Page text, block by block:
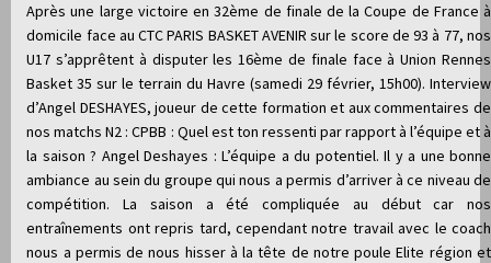
Après une large victoire en 32ème de finale de la Coupe de France à
domicile face au CTC PARIS BASKET AVENIR sur le score de 93 à 77, nos
U17 s’apprêtent à disputer les 16ème de finale face à Union Rennes
Basket 35 sur le terrain du Havre (samedi 29 février, 15h00). Interview
d’Angel DESHAYES, joueur de cette formation et aux commentaires de
nos matchs N2 : CPBB : Quel est ton ressenti par rapport à l’équipe et à
la saison ? Angel Deshayes : L’équipe a du potentiel. Il y a une bonne
ambiance au sein du groupe qui nous a permis d’arriver à ce niveau de
compétition. La saison a été compliquée au début car nos
entraînements ont repris tard, cependant notre travail avec le coach
nous a permis de nous hisser à la tête de notre poule Elite région et